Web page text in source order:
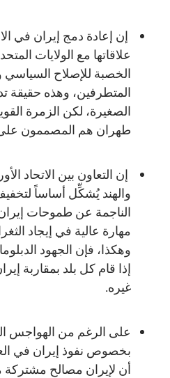
إن إعادة دمج إيران في
علاقاتها مع الولايات
الخصبة للإصلاح
المتطرفين، وهذه حقيقة
الصغيرة، لكن الزمرة
طهران هم المصممون على
إن التعاون بين الاتحاد
والهند يُشكِّل أساساً
الناجمة عن طموحات إيران
مهارة عالية في إيجاد
وهكذا، فإن الجهود
إذا قام كل بلد بمقاربة
غيره.
على الرغم من الهواجس
بخصوص نفوذ إيران في
أن لإيران مصالح مشتركة